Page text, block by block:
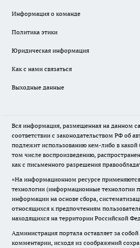
Информация о команде
Политика этики
Юридическая информация
Как с нами связаться
Выходные данные
Вся информация, размещенная на данном
соответствии с законодательством РФ об
подлежит использованию кем-либо в
том числе воспроизведению,
как с письменного разрешения
«На информационном ресурсе
технологии (информационные технологии
информации на основе сбора,
относящихся к предпочтениям
находящихся на территории Российской
Администрация портала оставляет за
комментарии, исходя из соображений